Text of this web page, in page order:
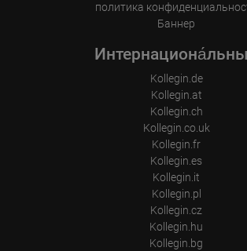
политика
Баннер
Kollegin.de
Kollegin.at
Kollegin.ch
Kollegin.co.uk
Kollegin.fr
Kollegin.es
Kollegin.it
Kollegin.pl
Kollegin.cz
Kollegin.hu
Kollegin.bg